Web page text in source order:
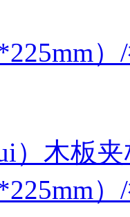
）木板
）